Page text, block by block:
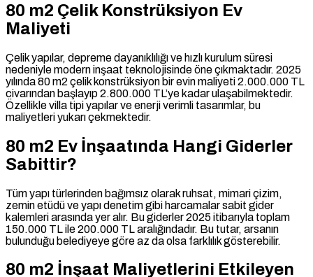
80 m2 Çelik Konstrüksiyon Ev
Maliyeti
Çelik yapılar, depreme dayanıklılığı ve hızlı kurulum süresi
nedeniyle modern inşaat teknolojisinde öne çıkmaktadır. 2025
yılında 80 m2 çelik konstrüksiyon bir evin maliyeti 2.000.000 TL
civarından başlayıp 2.800.000 TL’ye kadar ulaşabilmektedir.
Özellikle villa tipi yapılar ve enerji verimli tasarımlar, bu
maliyetleri yukarı çekmektedir.
80 m2 Ev İnşaatında Hangi Giderler
Sabittir?
Tüm yapı türlerinden bağımsız olarak ruhsat, mimari çizim,
zemin etüdü ve yapı denetim gibi harcamalar sabit gider
kalemleri arasında yer alır. Bu giderler 2025 itibarıyla toplam
150.000 TL ile 200.000 TL aralığındadır. Bu tutar, arsanın
bulunduğu belediyeye göre az da olsa farklılık gösterebilir.
80 m2 İnşaat Maliyetlerini Etkileyen